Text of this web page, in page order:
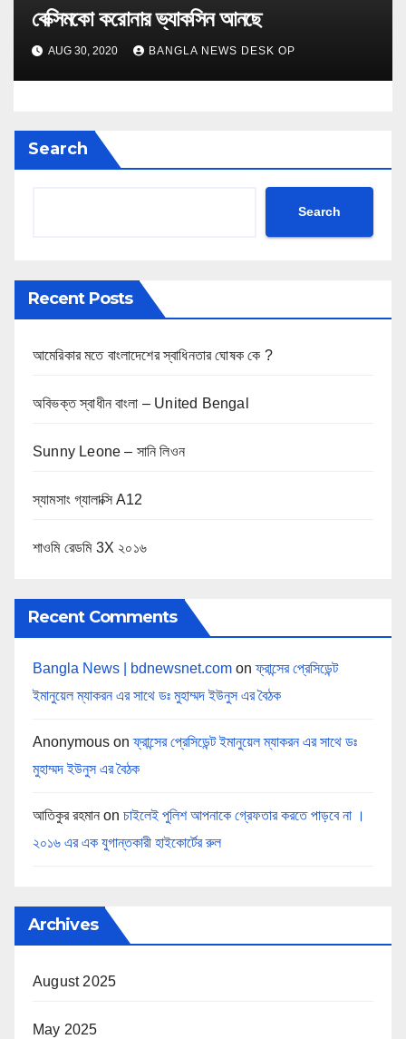
বেক্সিমকো করোনার ভ্যাকসিন আনছে
AUG 30, 2020 BANGLA NEWS DESK OP
Search
Search
Recent Posts
আমেরিকার মতে বাংলাদেশের স্বাধিনতার ঘোষক কে ?
অবিভক্ত স্বাধীন বাংলা – United Bengal
Sunny Leone – সানি লিওন
স্যামসাং গ্যালাক্সি A12
শাওমি রেডমি 3X ২০১৬
Recent Comments
Bangla News | bdnewsnet.com onফ্রান্সের প্রেসিডেন্ট
ইমানুয়েল ম্যাকরন এর সাথে ডঃ মুহাম্মদ ইউনুস এর বৈঠক
Anonymous onফ্রান্সের প্রেসিডেন্ট ইমানুয়েল ম্যাকরন এর সাথে ডঃ
মুহাম্মদ ইউনুস এর বৈঠক
আতিকুর রহমান on চাইলেই পুলিশ আপনাকে গ্রেফতার করতে পাড়বে না ।
২০১৬ এর এক যুগান্তকারী হাইকোর্টের রুল
Archives
August 2025
May 2025